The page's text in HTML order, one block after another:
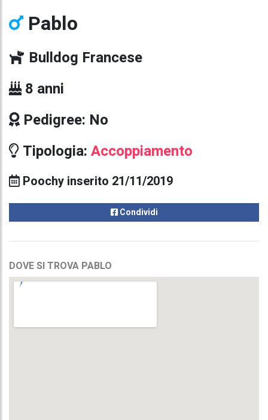
Pablo
Bulldog Francese
8 anni
Pedigree: No
Tipologia: Accoppiamento
Poochy inserito 21/11/2019
Condividi
DOVE SI TROVA PABLO